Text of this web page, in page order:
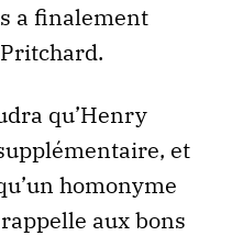
a finalement
qu’Henry
et
homonyme
aux bons